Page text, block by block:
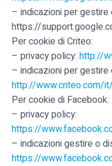
– indicazioni per gestire
https://
Per cookie di Criteo:
– privacy policy: http://
– indicazioni per gestire
http://www.criteo.com/
Per cookie di Facebook:
– privacy policy:
https://
– indicazioni gestire o
https://